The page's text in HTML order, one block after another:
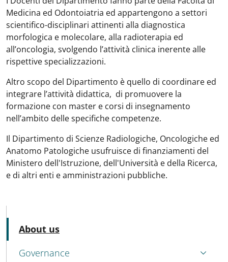
Medicina ed Odontoiatria ed appartengono a settori
scientifico-disciplinari attinenti alla diagnostica
morfologica e molecolare, alla radioterapia ed
all’oncologia, svolgendo l’attività clinica inerente alle
rispettive specializzazioni.
Altro scopo del Dipartimento è quello di coordinare ed
integrare l’attività didattica, di promuovere la
formazione con master e corsi di insegnamento
nell’ambito delle specifiche competenze.
Il Dipartimento di Scienze Radiologiche, Oncologiche ed
Anatomo Patologiche usufruisce di finanziamenti del
Ministero dell'Istruzione, dell'Università e della Ricerca,
e di altri enti e amministrazioni pubbliche.
MENU CEV SECOND NAVIGATION
About us
Governance